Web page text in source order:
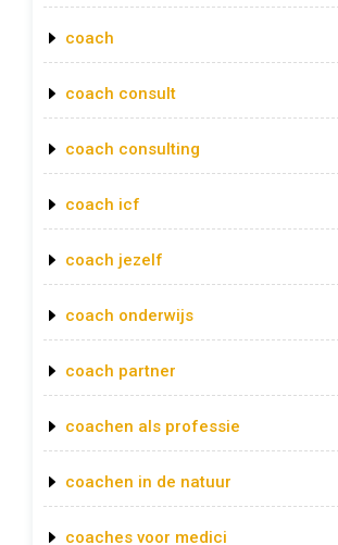
coach
coach consult
coach consulting
coach icf
coach jezelf
coach onderwijs
coach partner
coachen als professie
coachen in de natuur
coaches voor medici